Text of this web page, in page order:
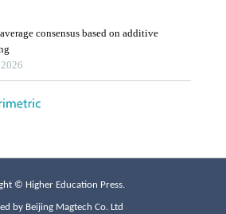
© Higher Education Press.
by Beijing Magtech Co. Ltd